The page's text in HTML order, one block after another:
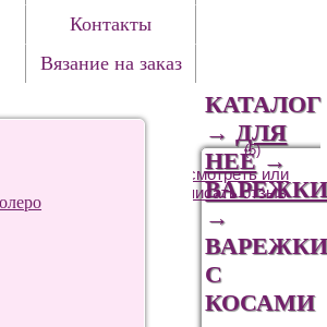
Контакты
Вязание на заказ
КАТАЛОГ
→ДЛЯ
НЕЁ→
→
С
КОСАМИ
(5)
Посмотреть или
написать отзыв